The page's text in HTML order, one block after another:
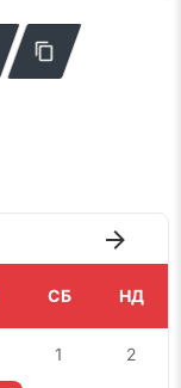
СБ НД
1 2